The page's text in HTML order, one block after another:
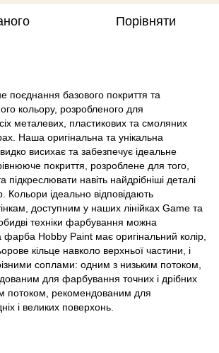
Порівняти
поєднання базового покриття та
кольору, розробленого для
металевих, пластикових та смоляних
Наша оригінальна та унікальна
висихає та забезпечує ідеальне
покриття, розроблене для того,
підкреслювати навіть найдрібніші деталі
Кольори ідеально відповідають
доступним у наших лінійках Game та
техніки фарбування можна
Hobby Paint має оригінальний колір,
кільце навколо верхньої частини, і
соплами: одним з низьким потоком,
для фарбування точних і дрібних
потоком, рекомендованим для
і великих поверхонь.